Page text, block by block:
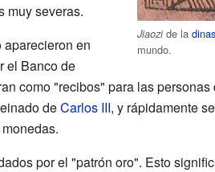
Jiaozide la
mundo.
muy severas.
en
el Banco de
como "recibos" para las
deCarlos III, y rápidamente
por el "patrón oro". Esto